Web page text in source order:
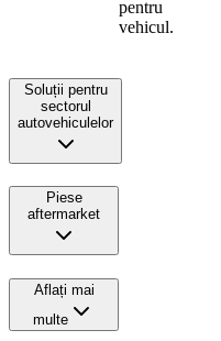
pentru
vehicul.
Soluții pentru
sectorul
autovehiculelor
Piese
aftermarket
Aflați mai
multe